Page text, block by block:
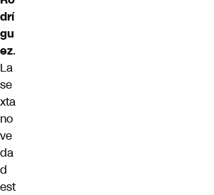
drí
gu
ez.
La
se
xta
no
ve
da
d
est